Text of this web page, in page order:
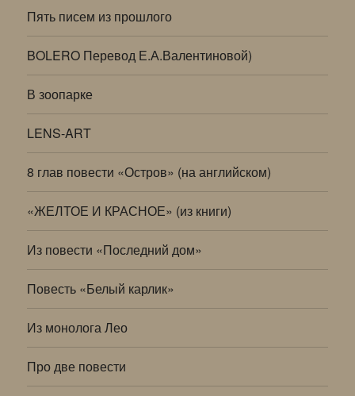
Пять писем из прошлого
BOLERO Перевод Е.А.Валентиновой)
В зоопарке
LENS-ART
8 глав повести «Остров» (на английском)
«ЖЕЛТОЕ И КРАСНОЕ» (из книги)
Из повести «Последний дом»
Повесть «Белый карлик»
Из монолога Лео
Про две повести